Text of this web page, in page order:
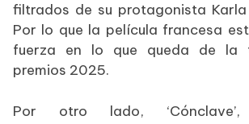
filtrados de su protagonista
Por lo que la película francesa
fuerza en lo que queda de la
premios 2025.
Por otro lado,